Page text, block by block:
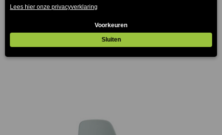
Cubo Barkruk Oranje
€57.00 (Prijs incl. btw: €68,97)